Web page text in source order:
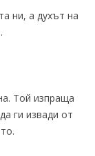
ни, а духът на
Той изпраща
ги извади от